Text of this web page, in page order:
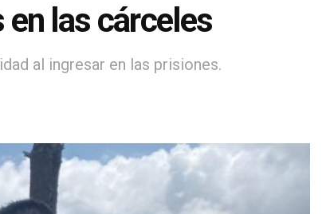
las cárceles
al ingresar en las prisiones.